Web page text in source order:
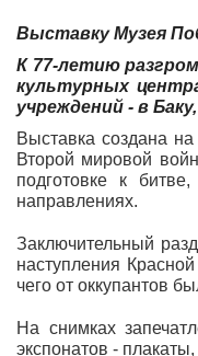
Выставку Музея
К 77-летию
культурных
учреждений - в
Выставка создана
Второй мировой
подготовке к
направлениях.
Заключительный
наступления
чего от оккупантов
На снимках
экспонатов -